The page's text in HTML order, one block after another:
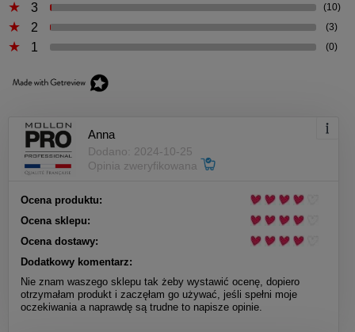
3 (10)
2 (3)
1 (0)
Anna
Dodano: 2024-10-25
Opinia zweryfikowana
Ocena produktu:
Ocena sklepu:
Ocena dostawy:
Dodatkowy komentarz:
Nie znam waszego sklepu tak żeby wystawić ocenę, dopiero
otrzymałam produkt i zaczęłam go używać, jeśli spełni moje
oczekiwania a naprawdę są trudne to napisze opinie.